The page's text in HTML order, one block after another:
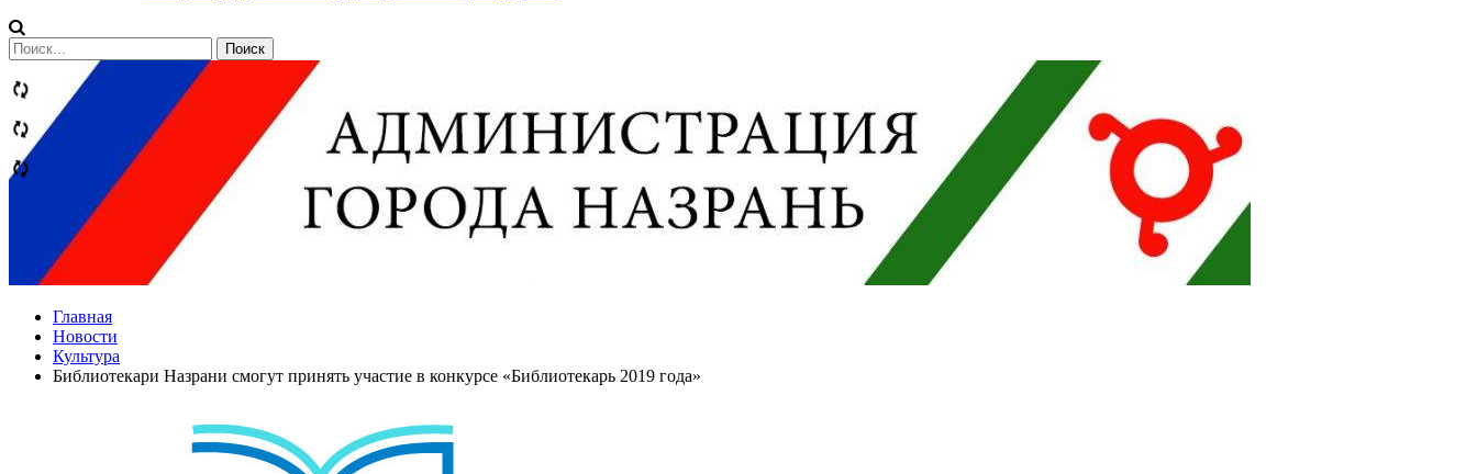
Сообщений
категории
Теги
Главная
Новости
Культура
Библиотекари Назрани смогут принять участие в конкурсе «Библиотекарь 2019 года»